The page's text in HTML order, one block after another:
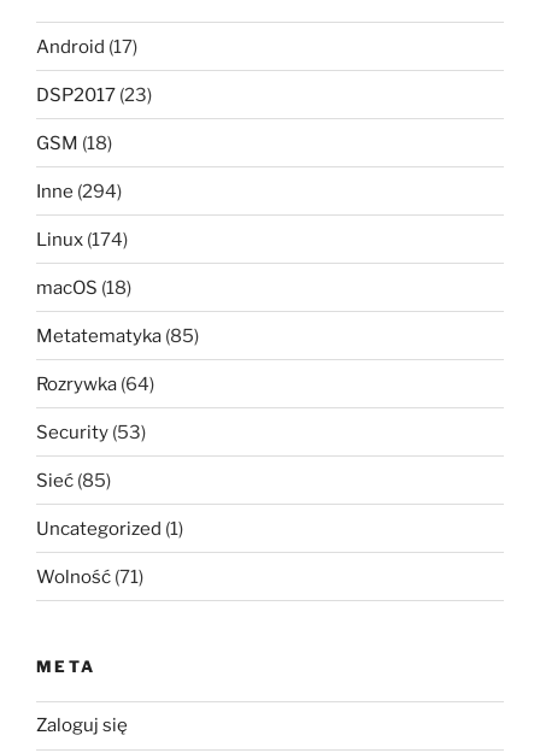
Android (17)
DSP2017 (23)
GSM (18)
Inne (294)
Linux (174)
macOS (18)
Metatematyka (85)
Rozrywka (64)
Security (53)
Sieć (85)
Uncategorized (1)
Wolność (71)
META
Zaloguj się